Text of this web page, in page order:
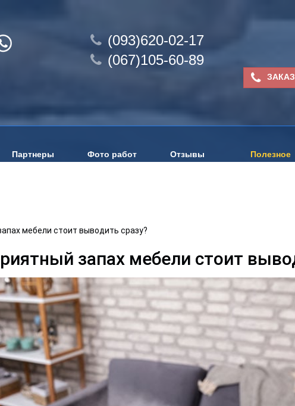
(093)620-02-17
(067)105-60-89
Партнеры Фото работ Отзывы Полезное
мебели стоит выводить сразу?
запах мебели стоит